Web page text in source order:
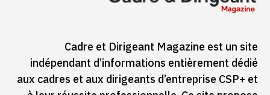
Cadre et Dirigeant Magazine est un site
indépendant d’informations entièrement dédié
aux cadres et aux dirigeants d’entreprise CSP+ et